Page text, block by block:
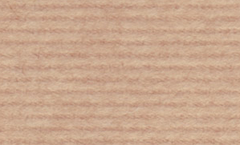
Συμβούλιο Διεκδίκησης
οφειλών: 80 χρόνια από το
’40 - Η θυσία παραμένει
δικαίωση